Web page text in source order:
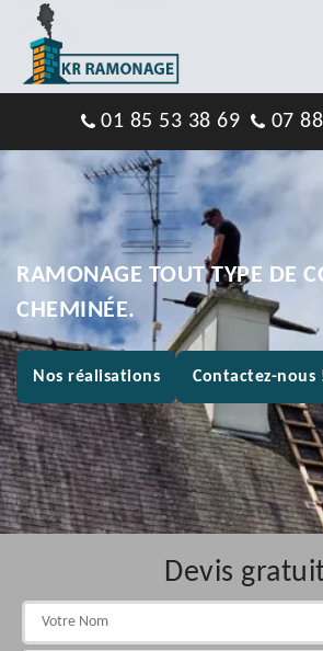
01 85 53 38 69 07
RAMONAGE TOUT TYPE DE
CHEMINÉE.
Nos réalisations Contactez-nous
Devis